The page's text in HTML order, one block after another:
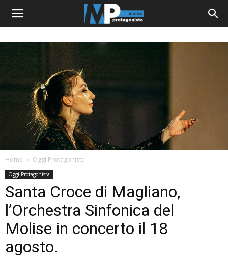
Home Oggi Protagonista
Oggi Protagonista
Santa Croce di Magliano,
l’Orchestra Sinfonica del
Molise in concerto il 18
agosto.